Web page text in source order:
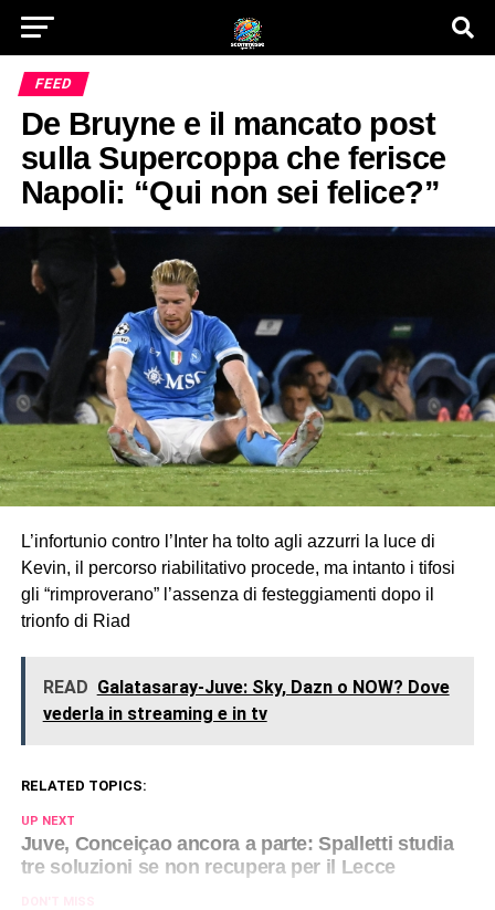
FEED
De Bruyne e il mancato post
sulla Supercoppa che ferisce
Napoli: “Qui non sei felice?”
L’infortunio contro l’Inter ha tolto agli azzurri la luce di
Kevin, il percorso riabilitativo procede, ma intanto i tifosi
gli “rimproverano” l’assenza di festeggiamenti dopo il
trionfo di Riad
READ Galatasaray-Juve: Sky, Dazn o NOW? Dove
vederla in streaming e in tv
RELATED TOPICS:
UP NEXT
Juve, Conceiçao ancora a parte: Spalletti studia
tre soluzioni se non recupera per il Lecce